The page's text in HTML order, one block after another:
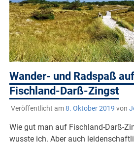
Wander- und Radspaß
Fischland-Darß-Zingst
Veröffentlicht am8. Oktober 2019 von
Wie gut man auf Fischland-Darß-
wusste ich. Aber auch